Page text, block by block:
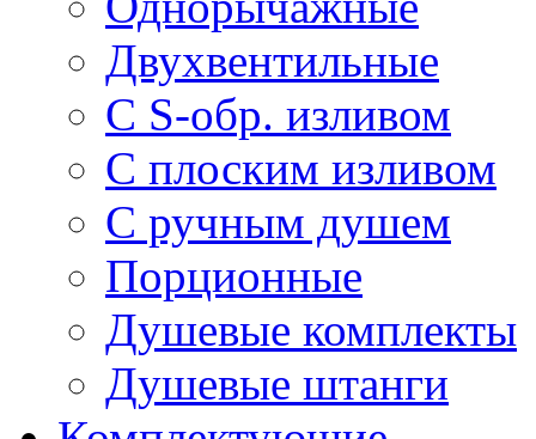
Двухвентильные
С S-обр. изливом
С плоским изливом
С ручным душем
Порционные
Душевые комплекты
Душевые штанги